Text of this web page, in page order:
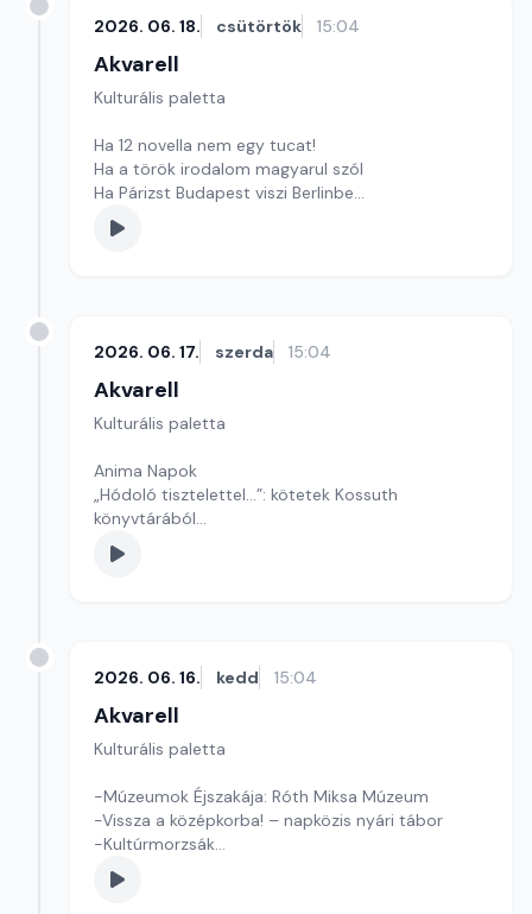
2026. 06. 18. csütörtök 15:04
Akvarell
Kulturális paletta
Ha 12 novella nem egy tucat!
Ha a török irodalom magyarul szól
Ha Párizst Budapest viszi Berlinbe
Szerkesztő: Nagy György András
2026. 06. 17. szerda 15:04
Akvarell
Kulturális paletta
Anima Napok
„Hódoló tisztelettel...”: kötetek Kossuth
könyvtárából
Szinetár Miklós: Önéletrajz szerű
Szerkesztő: Fazekas Gyöngyvér
2026. 06. 16. kedd 15:04
Akvarell
Kulturális paletta
-Múzeumok Éjszakája: Róth Miksa Múzeum
-Vissza a középkorba! – napközis nyári tábor
-Kultúrmorzsák
Szerkesztő: Tóth J. András